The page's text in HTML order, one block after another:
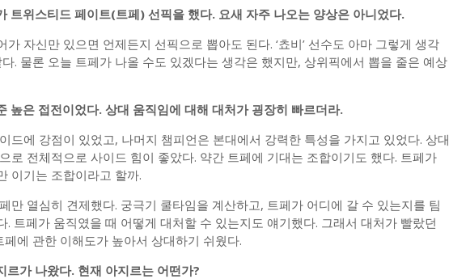
트위스티드 페이트(트페) 선픽을 했다. 요새 자주 나오는 양상은 아니었다.
가 자신만 있으면 언제든지 선픽으로 뽑아도 된다. ‘쵸비’ 선수도 아마 그렇게 생각
. 물론 오늘 트페가 나올 수도 있겠다는 생각은 했지만, 상위픽에서 뽑을 줄은 예상
높은 접전이었다. 상대 움직임에 대해 대처가 굉장히 빠르더라.
드에 강점이 있었고, 나머지 챔피언은 본대에서 강력한 특성을 가지고 있었다. 상대
로 전체적으로 사이드 힘이 좋았다. 약간 트페에 기대는 조합이기도 했다. 트페가
이기는 조합이라고 할까.
만 열심히 견제했다. 궁극기 쿨타임을 계산하고, 트페가 어디에 갈 수 있는지를 팀
. 트페가 움직였을 때 어떻게 대처할 수 있는지도 얘기했다. 그래서 대처가 빨랐던
페에 관한 이해도가 높아서 상대하기 쉬웠다.
르가 나왔다. 현재 아지르는 어떤가?